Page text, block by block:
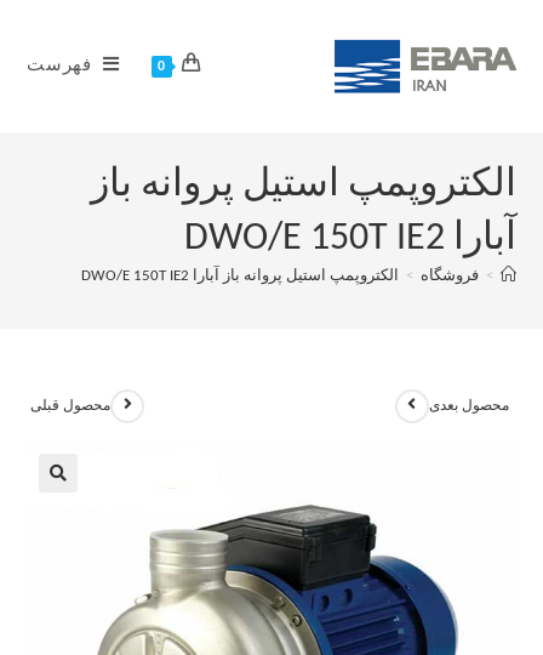
0 فهرست
الکتروپمپ استیل پروانه باز
آبارا DWO/E 150T IE2
> فروشگاه > الکتروپمپ استیل پروانه باز آبارا DWO/E 150T IE2
محصول قبلی محصول بعدی